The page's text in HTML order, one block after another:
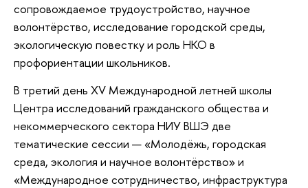
сопровождаемое трудоустройство, научное
волонтёрство, исследование городской среды,
экологическую повестку и роль НКО в
профориентации школьников.
В третий день XV Международной летней школы
Центра исследований гражданского общества и
некоммерческого сектора НИУ ВШЭ две
тематические сессии — «Молодёжь, городская
среда, экология и научное волонтёрство» и
«Международное сотрудничество, инфраструктура